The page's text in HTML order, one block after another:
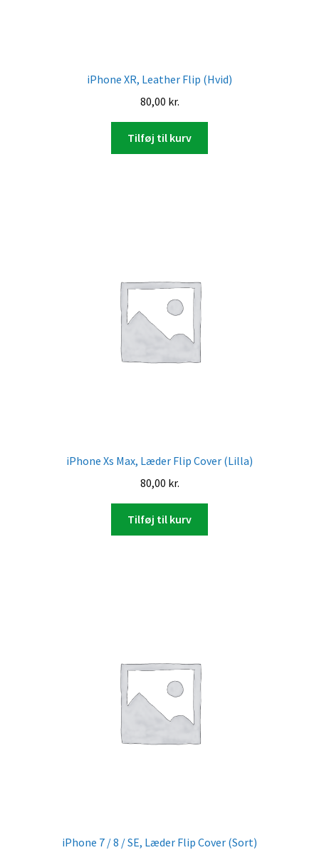
iPhone XR, Leather Flip (Hvid)
80,00 kr.
Tilføj til kurv
iPhone Xs Max, Læder Flip Cover (Lilla)
80,00 kr.
Tilføj til kurv
iPhone 7 / 8 / SE, Læder Flip Cover (Sort)